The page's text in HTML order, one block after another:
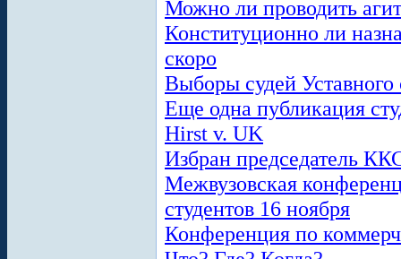
Можно ли проводить
Конституционно ли
скоро
Выборы судей Уставного
Еще одна публикация
Hirst v. UK
Избран председатель
Межвузовская
студентов 16 ноября
Конференция по